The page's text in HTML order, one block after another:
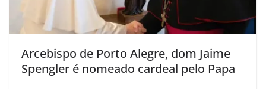
Arcebispo de Porto Alegre, dom Jaime
Spengler é nomeado cardeal pelo Papa